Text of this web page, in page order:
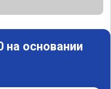
на основании